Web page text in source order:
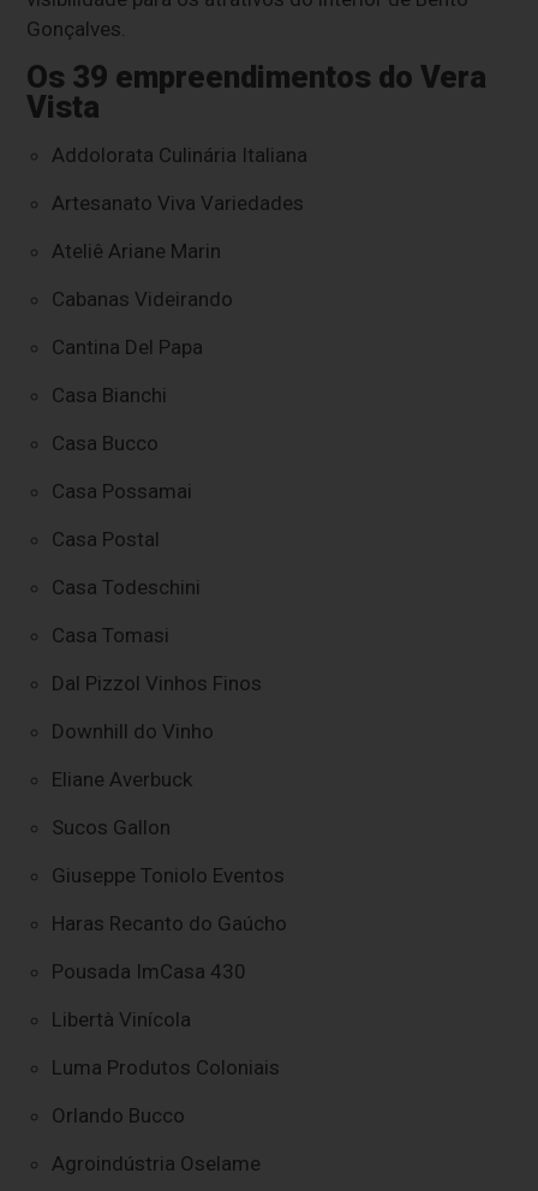
Gonçalves.
Os 39 empreendimentos do Vera
Vista
Addolorata Culinária Italiana
Artesanato Viva Variedades
Ateliê Ariane Marin
Cabanas Videirando
Cantina Del Papa
Casa Bianchi
Casa Bucco
Casa Possamai
Casa Postal
Casa Todeschini
Casa Tomasi
Dal Pizzol Vinhos Finos
Downhill do Vinho
Eliane Averbuck
Sucos Gallon
Giuseppe Toniolo Eventos
Haras Recanto do Gaúcho
Pousada ImCasa 430
Libertà Vinícola
Luma Produtos Coloniais
Orlando Bucco
Agroindústria Oselame